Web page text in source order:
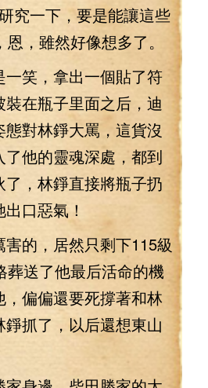
究一下，要是能讓這些
，雖然好像想多了。
笑，拿出一個貼了符
在瓶子里面之后，迪
對林錚大罵，這貨沒
他的靈魂深處，都到
，林錚直接將瓶子扔
口惡氣！
的，居然只剩下115級
送了他最后活命的機
偏偏還要死撐著和林
抓了，以后還想東山